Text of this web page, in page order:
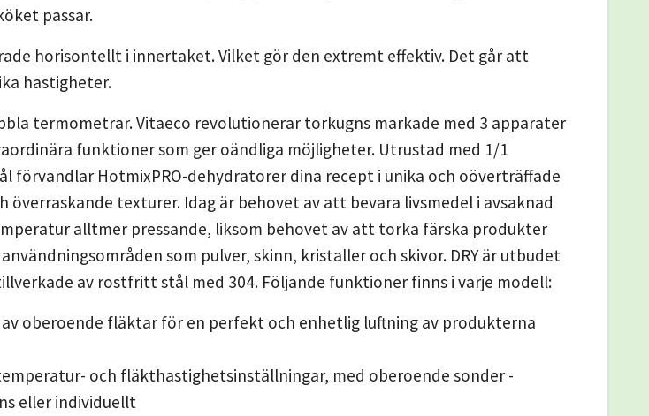
passar.
horisontellt i innertaket. Vilket gör den extremt effektiv. Det går att
hastigheter.
termometrar. Vitaeco revolutionerar torkugns markade med 3 apparater
funktioner som ger oändliga möjligheter. Utrustad med 1/1
förvandlar HotmixPRO-dehydratorer dina recept i unika och oöverträffade
överraskande texturer. Idag är behovet av att bevara livsmedel i avsaknad
alltmer pressande, liksom behovet av att torka färska produkter
som pulver, skinn, kristaller och skivor. DRY är utbudet
av rostfritt stål med 304. Följande funktioner finns i varje modell:
oberoende fläktar för en perfekt och enhetlig luftning av produkterna
och fläkthastighetsinställningar, med oberoende sonder -
eller individuellt